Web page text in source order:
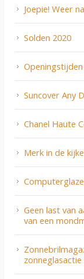
Joepie! Weer
Solden 2020
Suncover Any
Chanel Haute
Merk in de
Geen last van
van een
zonneglasactie